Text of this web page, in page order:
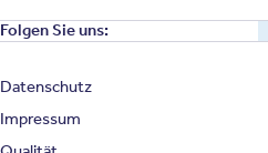
Folgen Sie uns:
Datenschutz
Impressum